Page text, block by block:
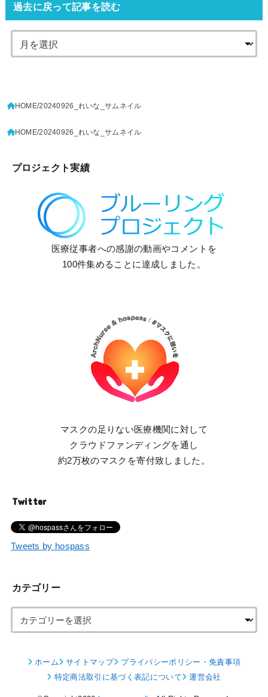
過去に戻って記事を読む
HOME 20240926_れいな_サムネイル
HOME 20240926_れいな_サムネイル
プロジェクト実績
医療従事者への感謝の動画やコメントを
100件集めることに達成しました。
マスクの足りない医療機関に対して
クラウドファンディングを通し
約2万枚のマスクを寄付致しました。
Twitter
Tweets by hospass
カテゴリー
ホーム サイトマップ
プライバシーポリシー・免責事項
特定商法取引に基づく表記について
運営会社